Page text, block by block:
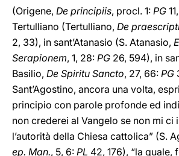
(Origene, De principiis, procl. 1: PG
Tertulliano (Tertulliano, De
2, 33), in sant’Atanasio (S. Atanasio,
Serapionem, 1, 28: PG 26, 594), in
Basilio, De Spiritu Sancto, 27, 66: PG
Sant’Agostino, ancora una volta,
principio con parole profonde ed
non crederei al Vangelo se non mi ci
l’autorità della Chiesa cattolica” (S.
ep. Man., 5, 6: PL 42, 176), “la quale,